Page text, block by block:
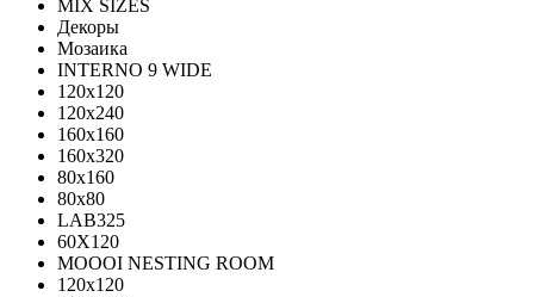
MIX SIZES
Декоры
Мозаика
INTERNO 9 WIDE
120x120
120x240
160x160
160x320
80x160
80x80
LAB325
60X120
MOOOI NESTING ROOM
120x120